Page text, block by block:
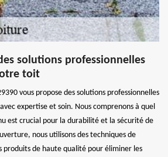
solutions professionnelles
toit
vous propose des solutions professionnelles
expertise et soin. Nous comprenons à quel
est crucial pour la durabilité et la sécurité de
nous utilisons des techniques de
produits de haute qualité pour éliminer les